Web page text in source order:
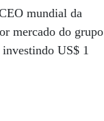
mundial da
mercado do grupo
investindo US$ 1